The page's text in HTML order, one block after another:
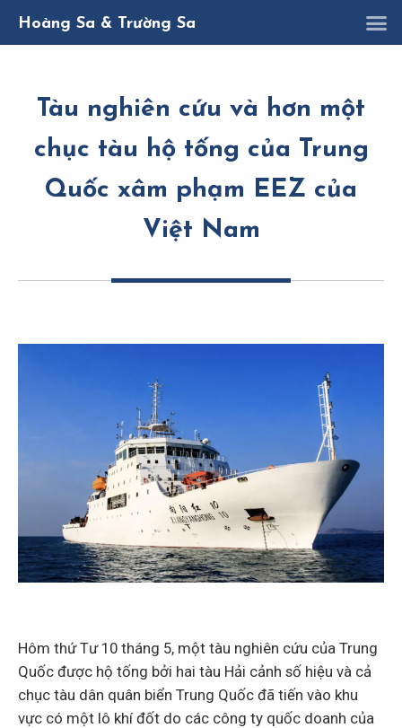
Hoàng Sa & Trường Sa
Tàu nghiên cứu và hơn một
chục tàu hộ tống của Trung
Quốc xâm phạm EEZ của
Việt Nam
Hôm thứ Tư 10 tháng 5, một tàu nghiên cứu của Trung
Quốc được hộ tống bởi hai tàu Hải cảnh số hiệu và cả
chục tàu dân quân biển Trung Quốc đã tiến vào khu
vực có một lô khí đốt do các công ty quốc doanh của